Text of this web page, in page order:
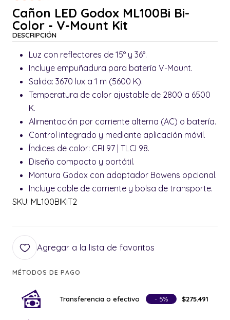
Cañon LED Godox ML100Bi Bi-
Color - V-Mount Kit
DESCRIPCIÓN
Luz con reflectores de 15° y 36°.
Incluye empuñadura para batería V-Mount.
Salida: 3670 lux a 1 m (5600 K).
Temperatura de color ajustable de 2800 a 6500
K.
Alimentación por corriente alterna (AC) o batería.
Control integrado y mediante aplicación móvil.
Índices de color: CRI 97 | TLCI 98.
Diseño compacto y portátil.
Montura Godox con adaptador Bowens opcional.
Incluye cable de corriente y bolsa de transporte.
SKU: ML100BIKIT2
Agregar a la lista de favoritos
MÉTODOS DE PAGO
Transferencia o efectivo - 5% $275.491